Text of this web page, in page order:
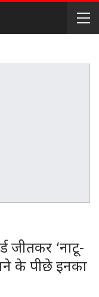
जीतकर ‘नाटू-
के पीछे इनका